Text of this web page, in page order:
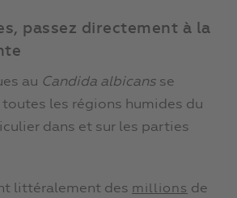
passez directement à la
au Candida albicans se
les régions humides du
dans et sur les parties
littéralement des millions de